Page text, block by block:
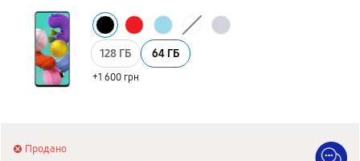
128 ГБ
+1 600 грн
64 ГБ
Продано